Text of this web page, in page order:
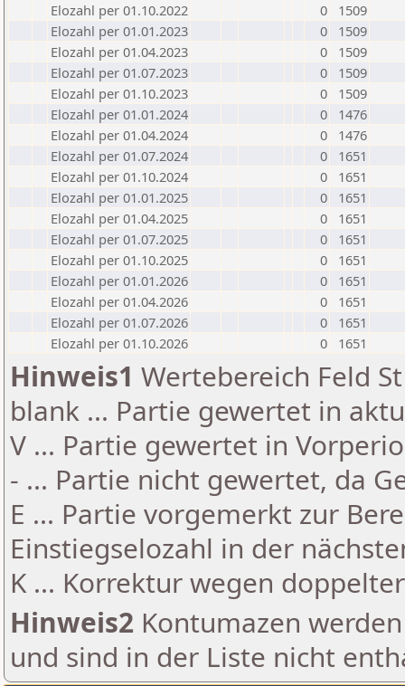
Elozahl per 01.10.2022
0
1509
Elozahl per 01.01.2023
0
1509
Elozahl per 01.04.2023
0
1509
Elozahl per 01.07.2023
0
1509
Elozahl per 01.10.2023
0
1509
Elozahl per 01.01.2024
0
1476
Elozahl per 01.04.2024
0
1476
Elozahl per 01.07.2024
0
1651
Elozahl per 01.10.2024
0
1651
Elozahl per 01.01.2025
0
1651
Elozahl per 01.04.2025
0
1651
Elozahl per 01.07.2025
0
1651
Elozahl per 01.10.2025
0
1651
Elozahl per 01.01.2026
0
1651
Elozahl per 01.04.2026
0
1651
Elozahl per 01.07.2026
0
1651
Elozahl per 01.10.2026
0 1651
Hinweis1 Wertebereich Feld
blank ... Partie gewertet in
V ... Partie gewertet in
- ... Partie nicht gewertet, da
E ... Partie vorgemerkt zur
Einstiegselozahl in der
K ... Korrektur wegen
Hinweis2 Kontumazen
und sind in der Liste nicht